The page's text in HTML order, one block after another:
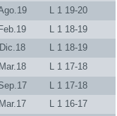
L 1 19-20
L 1 18-19
L 1 18-19
L 1 17-18
L 1 17-18
L 1 16-17